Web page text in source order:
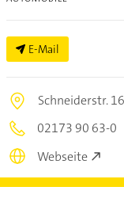
E-Mail
Schneiderstr.
02173 90 63-0
Webseite